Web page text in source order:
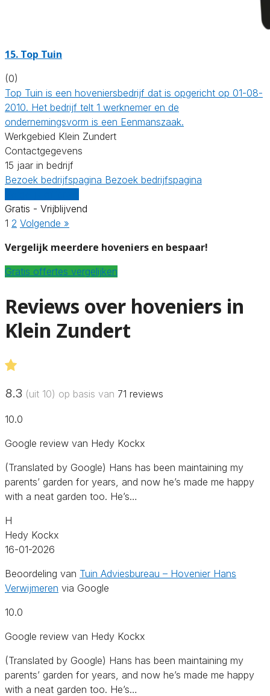
15. Top Tuin
(0)
Top Tuin is een hoveniersbedrijf dat is opgericht op 01-08-
2010. Het bedrijf telt 1 werknemer en de
ondernemingsvorm is een Eenmanszaak.
Werkgebied Klein Zundert
Contactgegevens
15 jaar in bedrijf
Bezoek bedrijfspagina Bezoek bedrijfspagina
Gratis - Vrijblijvend
1 2 Volgende »
Vergelijk meerdere hoveniers en bespaar!
Gratis offertes vergelijken
Reviews over hoveniers in
Klein Zundert
8.3 (uit 10) op basis van 71 reviews
10.0
Google review van Hedy Kockx
(Translated by Google) Hans has been maintaining my
parents’ garden for years, and now he’s made me happy
with a neat garden too. He’s…
H
Hedy Kockx
16-01-2026
Beoordeling van Tuin Adviesbureau – Hovenier Hans
Verwijmeren via Google
10.0
Google review van Hedy Kockx
(Translated by Google) Hans has been maintaining my
parents’ garden for years, and now he’s made me happy
with a neat garden too. He’s…